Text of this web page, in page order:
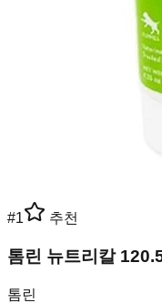
#1 추천
톰린 뉴트리칼
톰린